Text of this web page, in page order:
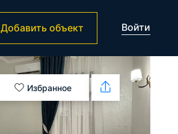
Добавить объект Войти
Избранное